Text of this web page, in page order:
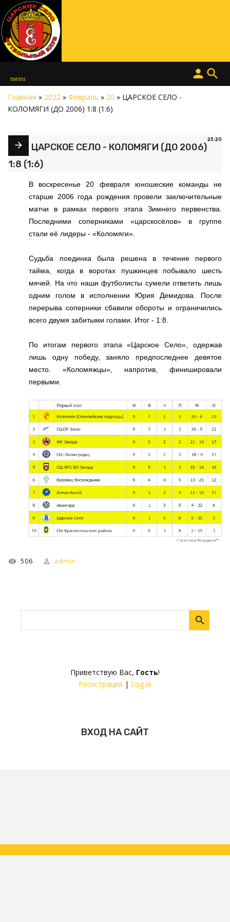
menu search
person
Приветствую Вас, Гость!
Регистрация | Log in
ВХОД НА САЙТ
Главная » 2022 » Февраль » 20 » ЦАРСКОЕ СЕЛО -
КОЛОМЯГИ (ДО 2006) 1:8 (1:6)
23:20
ЦАРСКОЕ СЕЛО - КОЛОМЯГИ (ДО 2006)
1:8 (1:6)
В воскресенье 20 февраля юношеские команды не
старше 2006 года рождения провели заключительные
матчи в рамках первого этапа Зимнего первенства.
Последними соперниками «царскосёлов» в группе
стали её лидеры - «Коломяги».
Судьба поединка была решена в течение первого
тайма, когда в воротах пушкинцев побывало шесть
мячей. На что наши футболисты сумели ответить лишь
одним голом в исполнении Юрия Демидова. После
перерыва соперники сбавили обороты и ограничились
всего двумя забитыми голами. Итог - 1:8.
По итогам первого этапа «Царское Село», одержав
лишь одну победу, заняло предпоследнее девятое
место. «Коломяжцы», напротив, финишировали
первыми.
506 admin